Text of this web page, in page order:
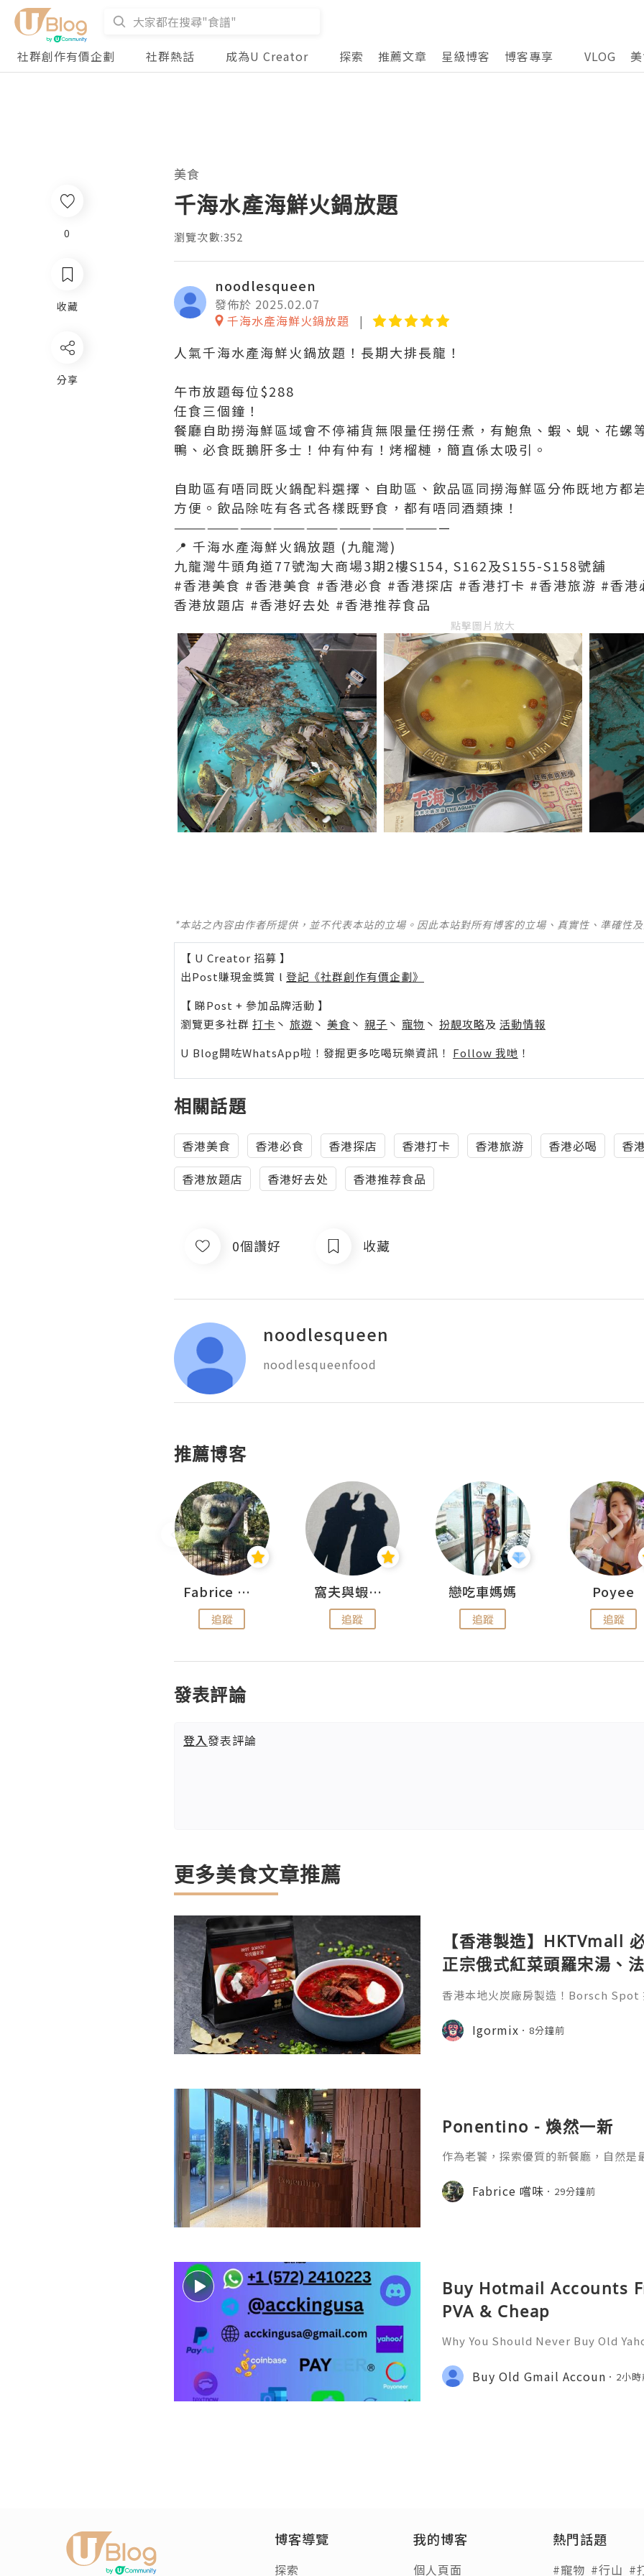
社群創作有價企劃
社群熱話 成為U Creator 探索 推薦文章 星級博客 博客專享 VLOG
0
收藏
分享
美食
千海水產海鮮火鍋放題
瀏覽次數:352
noodlesqueen
發佈於 2025.02.07
千海水產海鮮火鍋放題
人氣千海水產海鮮火鍋放題！長期大排長龍！
午市放題每位$288
任食三個鐘！
餐廳自助撈海鮮區域會不停補貨無限量任撈任煮，有鮑魚、蝦、蜆、花螺
鴨、必食既鵝肝多士！仲有仲有！烤榴槤，簡直係太吸引。
自助區有唔同既火鍋配料選擇、自助區、飲品區同撈海鮮區分佈既地方都
方便。飲品除咗有各式各樣既野食，都有唔同酒類揀！
—————————————————————————
📍 千海水產海鮮火鍋放題 (九龍灣)
九龍灣牛頭角道77號淘大商場3期2樓S154, S162及S155-S158號舖
#香港美食 #香港美食 #香港必食 #香港探店 #香港打卡 #香港旅游 #香港
香港放題店 #香港好去处 #香港推荐食品
點擊圖片放大
*本站之內容由作者所提供，並不代表本站的立場。因此本站對所有博客的立場、真實性、準確性
【 U Creator 招募 】
出Post賺現金獎賞 l 登記《社群創作有價企劃》
【 睇Post + 參加品牌活動 】
瀏覽更多社群 打卡 丶 旅遊 丶 美食 丶 親子 丶 寵物 丶 扮靚攻略及 活動情報
U Blog開咗WhatsApp啦！發掘更多吃喝玩樂資訊！ Follow 我哋 ！
相關話題
香港美食 香港必食 香港探店 香港打卡 香港旅游 香港必喝
香
香港放題店
香港好去处 香港推荐食品
0個讚好 收藏
noodlesqueen
noodlesqueenfood
推薦博客
Fabrice 嚐味
追蹤
窩夫與蝦子餅
追蹤
戀吃車媽媽
追蹤
Poyee
追蹤
發表評論
登入發表評論
更多美食文章推薦
【香港製造】HKTVmall
正宗俄式紅菜頭羅宋湯、
膠原蛋白骨頭湯全攻略
香港本地火炭廠房製造！Borsch Spot
原蛋白牛骨湯，15分鐘加熱即食。即
結！
Igormix 8分鐘前
Ponentino - 煥然一新
作為老饕，探索優質的新餐廳，自然是
期待。第一階段大堂華麗變身的Fine
不及待嚐過其蛋糕及咖啡，質素令人滿
Fabrice 嚐味 29分鐘前
Buy Hotmail Accounts
PVA & Cheap
Why You Should Never Buy Old
onal communication, business
ccount recovery. Because of
Buy Old Gmail Accoun 2小時
博客導覽
探索
我的博客
個人頁面
熱門話題
#寵物 #行山 #